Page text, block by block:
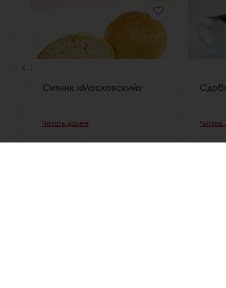
Ситник «Московский»
Читать далее Читать